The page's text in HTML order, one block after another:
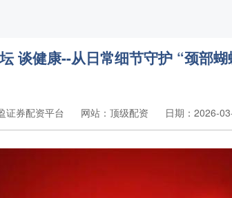
谈健康--从日常细节守护 “颈部
证券配资平台 网站：顶级配资 日期：2026-